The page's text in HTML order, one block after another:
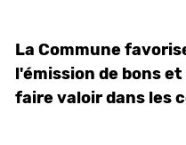
La Commune
l'émission de bons
faire valoir dans les